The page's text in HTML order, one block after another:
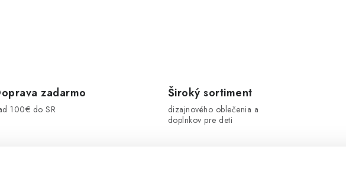
zadarmo
100€ do SR
Široký sortiment
dizajnového oblečenia a
doplnkov pre deti